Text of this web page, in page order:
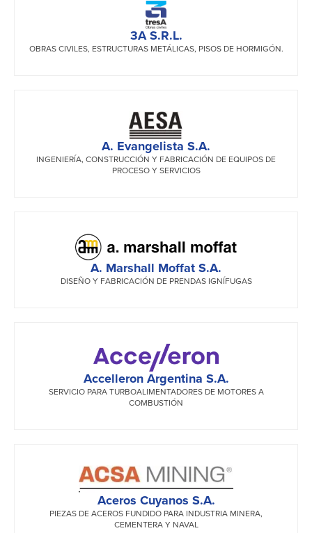
3A S.R.L.
OBRAS CIVILES, ESTRUCTURAS METÁLICAS, PISOS DE HORMIGÓN.
A. Evangelista S.A.
INGENIERÍA, CONSTRUCCIÓN Y FABRICACIÓN DE EQUIPOS DE
PROCESO Y SERVICIOS
A. Marshall Moffat S.A.
DISEÑO Y FABRICACIÓN DE PRENDAS IGNÍFUGAS
Accelleron Argentina S.A.
SERVICIO PARA TURBOALIMENTADORES DE MOTORES A
COMBUSTIÓN
Aceros Cuyanos S.A.
PIEZAS DE ACEROS FUNDIDO PARA INDUSTRIA MINERA,
CEMENTERA Y NAVAL